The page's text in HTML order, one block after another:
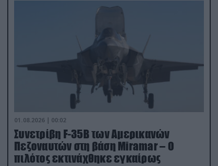
01.08.2026 | 00:02
Συνετρίβη F-35B των Αμερικανών
Πεζοναυτών στη βάση Miramar – Ο
πιλότος εκτινάχθηκε εγκαίρως